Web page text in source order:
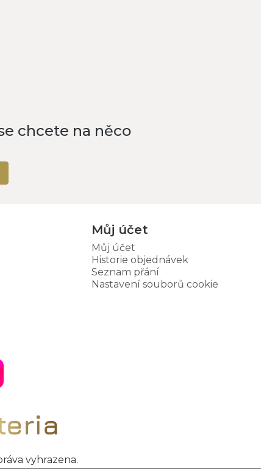
chcete na něco
Můj účet
Můj účet
Historie objednávek
Seznam přání
Nastavení souborů cookie
vyhrazena.